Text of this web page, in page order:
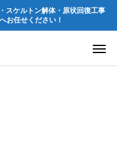
スケルトン解体・原状回復工事
お任せください！